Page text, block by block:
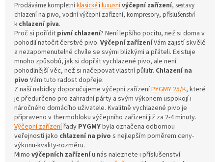
Prodáváme kompletníklasickéi luxusnívýčepní zařízení, sestavy
chlazení na pivo, vodní výčepní zařízení, kompresory, příslušenství
k chlazení piva.
Proč si pořídit pivní chlazení? Není lepšího pocitu, než si doma v
pohodlí natočit čerstvé pivo. Výčepní zařízeníVám zajistí skvělé
a nezapomenutelné chvíle se svými blízkými a přáteli. Existuje
mnoho způsobů, jak si dopřát vychlazené pivo, ale není
pohodlnější věc, než si načepovat vlastní půllitr. Chlazení na
pivo Vám tuto radost dopřeje.
Z naší nabídky doporučujeme výčepní zařízeníPYGMY 25/K, které
je předurčeno pro zahradní párty a svým výkonem uspokojí i
náročného domácího uživatele. Kvalitně vychlazené pivo je
připraveno v thermobloku výčepního zařízení již za 2-4 minuty.
Výčepní zařízenířady PYGMYbyla označena odbornou
veřejností jako chlazení na pivo s nejlepším poměrem ceny-
výkonu-kvality-rozměru.
Mimo výčepních zařízeníu nás naleznete i příslušenství